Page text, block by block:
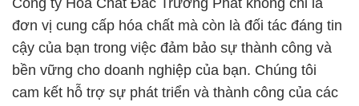
Công ty Hóa Chất Đắc Trường Phát không chỉ là
đơn vị cung cấp hóa chất mà còn là đối tác đáng tin
cậy của bạn trong việc đảm bảo sự thành công và
bền vững cho doanh nghiệp của bạn. Chúng tôi
cam kết hỗ trợ sự phát triển và thành công của các